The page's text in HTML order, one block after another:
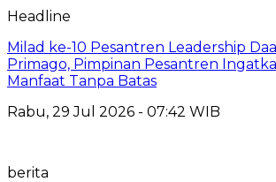
Headline
Milad ke-10 Pesantren Leadership
Primago, Pimpinan Pesantren
Manfaat Tanpa Batas
Rabu, 29 Jul 2026 - 07:42 WIB
berita